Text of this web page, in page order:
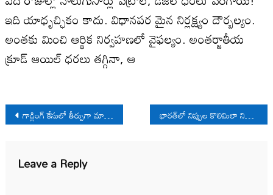
ఇది యాధృచ్ఛికం కాదు. విధానపర మైన నిర్లక్ష్యం దౌర్బ‌ల్యం.
అంత‌కు మించి ఆర్థిక నిర్వహణలో వైఫల్యం. అంతర్జాతీయ
క్రూడ్ ఆయిల్ ధ‌రలు తగ్గినా, ఆ
Post
navigation
గాడ్లింగ్ కేసులో తీర్పుగా మారుతున్న వాయిదా భారత్‌లో నిప్పుల కొలిమిలా నిరుద్యోగం
Leave a Reply